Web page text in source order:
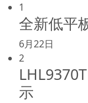
1
全新低平
6月22日
2
示